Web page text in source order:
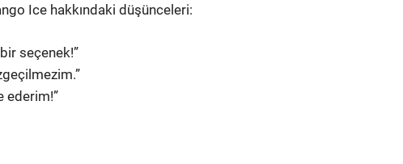
Ice hakkındaki düşünceleri:
seçenek!”
ederim!”